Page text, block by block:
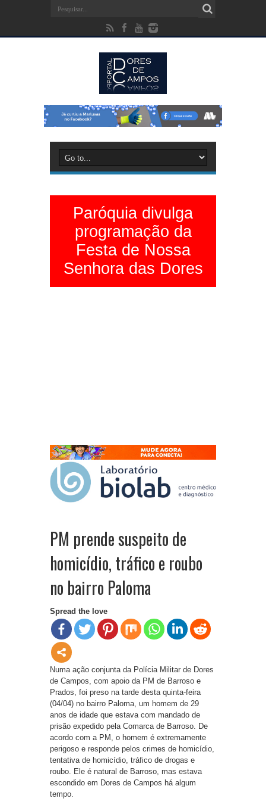
Paróquia divulga
programação da
Festa de Nossa
Senhora das Dores
PM prende suspeito de
homicídio, tráfico e roubo
no bairro Paloma
Spread the love
Numa ação conjunta da Polícia Militar de Dores
de Campos, com apoio da PM de Barroso e
Prados, foi preso na tarde desta quinta-feira
(04/04) no bairro Paloma, um homem de 29
anos de idade que estava com mandado de
prisão expedido pela Comarca de Barroso. De
acordo com a PM, o homem é extremamente
perigoso e responde pelos crimes de homicídio,
tentativa de homicídio, tráfico de drogas e
roubo. Ele é natural de Barroso, mas estava
escondido em Dores de Campos há algum
tempo.